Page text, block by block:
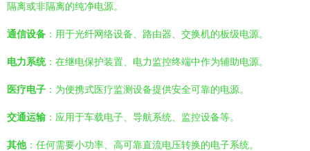
隔离或非隔离的纯净电源。
通信设备 ：用于光纤网络设备、路由器、交换机的板级电源。
电力系统：在继电保护装置、电力监控终端中作为辅助电源。
医疗电子 ：为便携式医疗监测设备提供安全可靠的电源。
交通运输 ：应用于车载电子、导航系统、监控设备等。
其他：任何需要小功率、高可靠直流电压转换的电子系统。